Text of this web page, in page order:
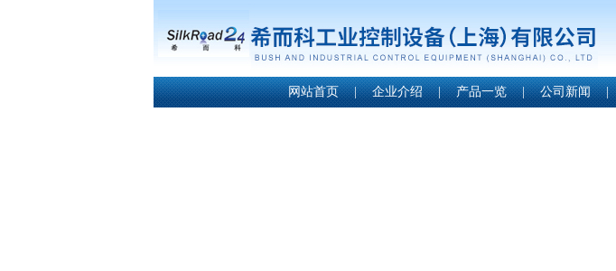
网站首页 | 企业介绍 | 产品一览 | 公司新闻 |